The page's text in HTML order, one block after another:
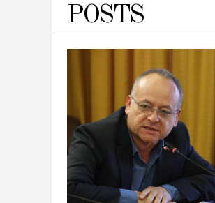
POSTS